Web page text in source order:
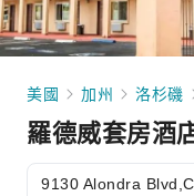
美國 加州 洛杉磯
羅德威套房酒
9130 Alondra